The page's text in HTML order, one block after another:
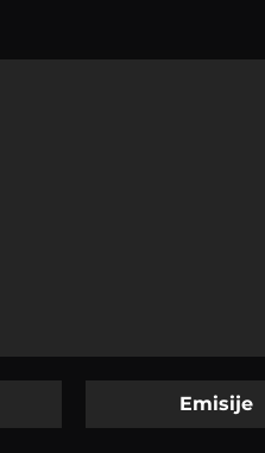
Emisije